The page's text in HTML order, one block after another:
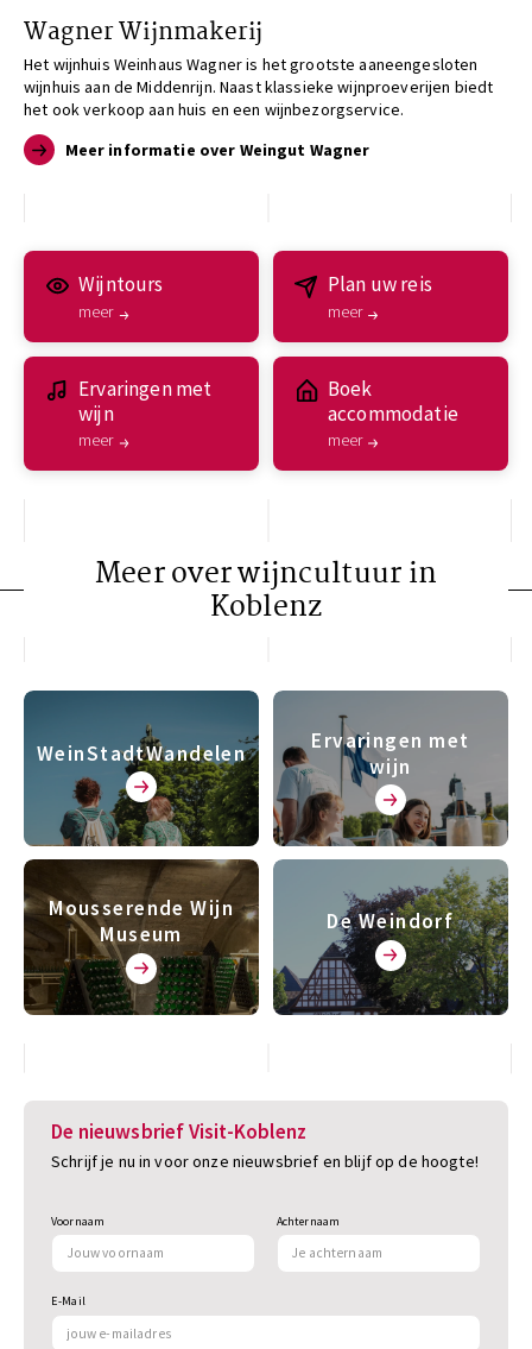
Wagner Wijnmakerij
Het wijnhuis Weinhaus Wagner is het grootste aaneengesloten
wijnhuis aan de Middenrijn. Naast klassieke wijnproeverijen biedt
het ook verkoop aan huis en een wijnbezorgservice.
Meer informatie over Weingut Wagner
Wijntours
meer
Plan uw reis
meer
Ervaringen met
wijn
meer
Boek
accommodatie
meer
Meer over wijncultuur in
Koblenz
WeinStadtWandelen
Ervaringen met
wijn
Mousserende Wijn
Museum
De Weindorf
De nieuwsbrief Visit-Koblenz
Schrijf je nu in voor onze nieuwsbrief en blijf op de hoogte!
Voornaam Achternaam
E-Mail